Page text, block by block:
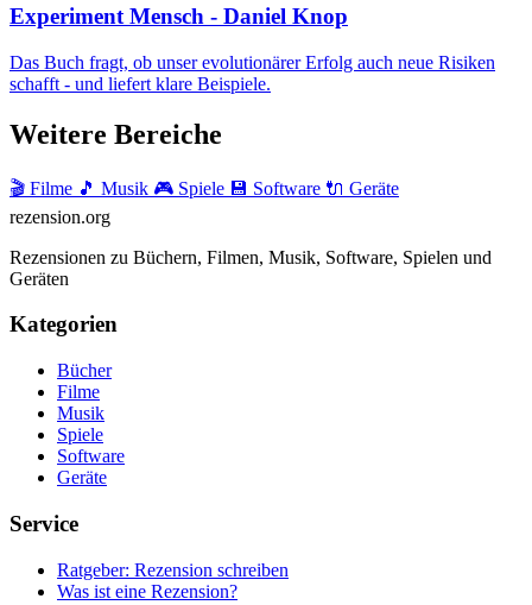
Experiment Mensch - Daniel Knop
Das Buch fragt, ob unser evolutionärer Erfolg auch neue Risiken
schafft - und liefert klare Beispiele.
Weitere Bereiche
🎬 Filme 🎵 Musik 🎮 Spiele 💾 Software 🔌 Geräte
rezension.org
Rezensionen zu Büchern, Filmen, Musik, Software, Spielen und
Geräten
Kategorien
Bücher
Filme
Musik
Spiele
Software
Geräte
Service
Ratgeber: Rezension schreiben
Was ist eine Rezension?